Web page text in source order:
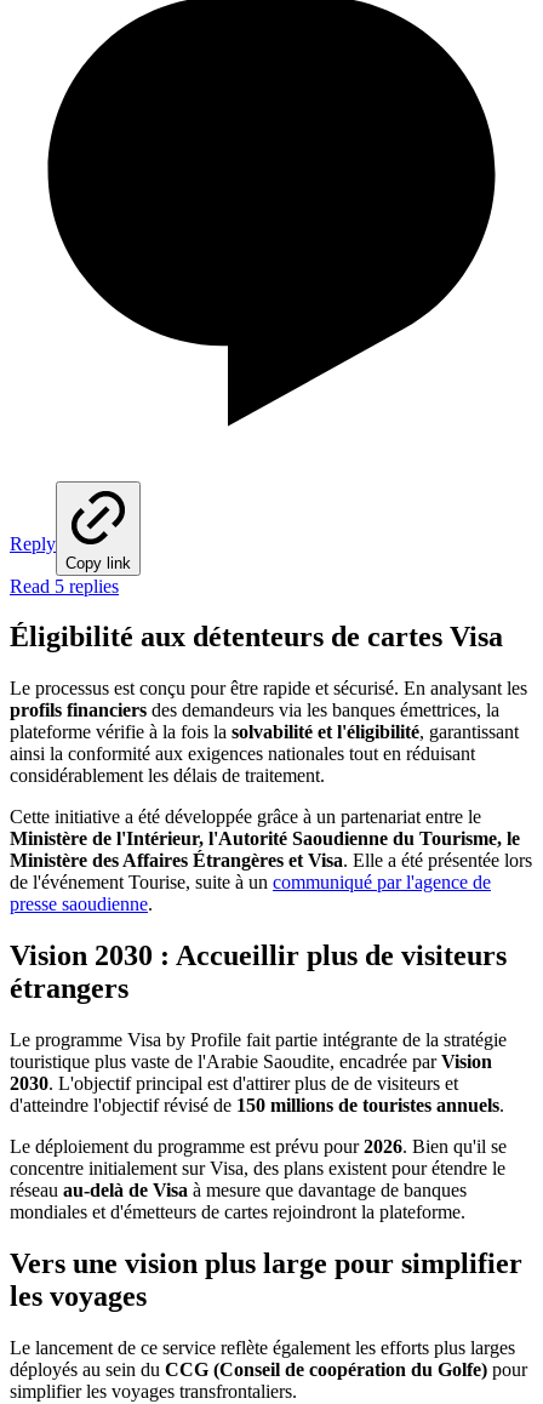
Reply
Copy link
Read 5 replies
Éligibilité aux détenteurs de cartes Visa
Le processus est conçu pour être rapide et sécurisé. En analysant les
profils financiers des demandeurs via les banques émettrices, la
plateforme vérifie à la fois la solvabilité et l'éligibilité, garantissant
ainsi la conformité aux exigences nationales tout en réduisant
considérablement les délais de traitement.
Cette initiative a été développée grâce à un partenariat entre le
Ministère de l'Intérieur, l'Autorité Saoudienne du Tourisme, le
Ministère des Affaires Étrangères et Visa. Elle a été présentée lors
de l'événement Tourise, suite à un communiqué par l'agence de
presse saoudienne.
Vision 2030 : Accueillir plus de visiteurs
étrangers
Le programme Visa by Profile fait partie intégrante de la stratégie
touristique plus vaste de l'Arabie Saoudite, encadrée parVision
2030. L'objectif principal est d'attirer plus de de visiteurs et
d'atteindre l'objectif révisé de 150 millions de touristes annuels.
Le déploiement du programme est prévu pour2026. Bien qu'il se
concentre initialement sur Visa, des plans existent pour étendre le
réseau au-delà de Visa à mesure que davantage de banques
mondiales et d'émetteurs de cartes rejoindront la plateforme.
Vers une vision plus large pour simplifier
les voyages
Le lancement de ce service reflète également les efforts plus larges
déployés au sein du CCG (Conseil de coopération du Golfe) pour
simplifier les voyages transfrontaliers.